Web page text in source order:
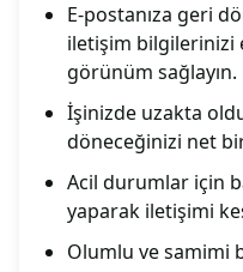
E-postanıza geri
iletişim bilgilerinizi
görünüm sağlayın.
İşinizde uzakta
döneceğinizi net
Acil durumlar için
yaparak iletişimi
Olumlu ve samimi